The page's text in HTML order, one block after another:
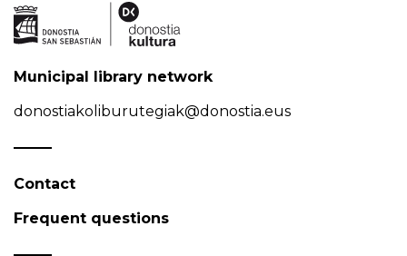
Municipal library network
donostiakoliburutegiak@donostia.eus
Contact
Frequent questions